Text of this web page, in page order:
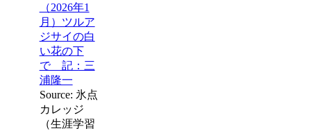
（2026年1
月）ツルア
ジサイの白
い花の下
で 記：三
浦隆一
Source: 氷点
カレッジ
（生涯学習